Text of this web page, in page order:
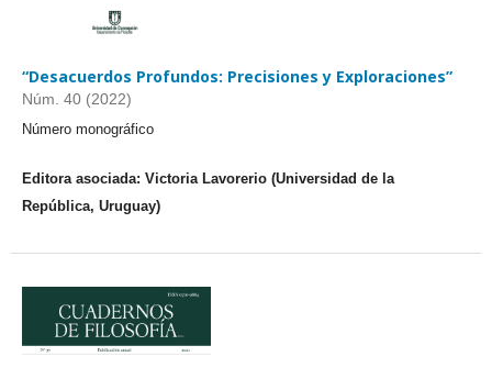
“Desacuerdos Profundos: Precisiones y Exploraciones”
Núm. 40 (2022)
Número monográfico
Editora asociada: Victoria Lavorerio (Universidad de la
República, Uruguay)